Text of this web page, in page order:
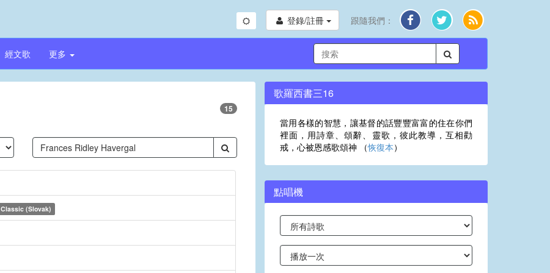
登錄/註冊 跟隨我們：
經文歌 更多
15
Classic (Slovak)
歌羅西書三16
當用各樣的智慧，讓基督的話豐豐富富的住在你們
裡面，用詩章、頌辭、靈歌，彼此教導，互相勸
戒，心被恩感歌頌神 （恢復本）
點唱機